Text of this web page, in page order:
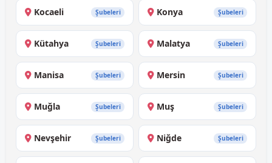
Kocaeli Şubeleri Konya Şubeleri
Kütahya Şubeleri Malatya Şubeleri
Manisa Şubeleri Mersin Şubeleri
Muğla Şubeleri Muş Şubeleri
Nevşehir Şubeleri Niğde Şubeleri